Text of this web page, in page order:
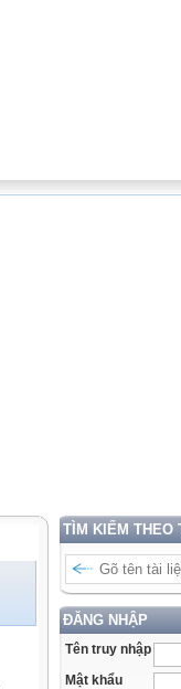
TÌM KIẾM THEO
ĐĂNG NHẬP
Tên truy nhập
Mật khẩu